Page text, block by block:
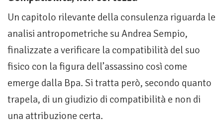
Un capitolo rilevante della consulenza riguarda le
analisi antropometriche su Andrea Sempio,
finalizzate a verificare la compatibilità del suo
fisico con la figura dell’assassino così come
emerge dalla Bpa. Si tratta però, secondo quanto
trapela, di un giudizio di compatibilità e non di
una attribuzione certa.